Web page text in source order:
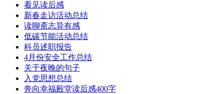
看见读后感
新春走访活动总结
读聊斋志异有感
低碳节能活动总结
科员述职报告
4月份安全工作总结
关于夜晚的句子
入党思想总结
奔向幸福殿堂读后感400字